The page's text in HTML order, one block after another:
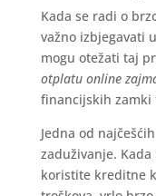
Kada se radi o
važno izbjegavati
mogu otežati taj
otplatu online
financijskih zamki
Jedna od
zaduživanje.
koristite kreditne